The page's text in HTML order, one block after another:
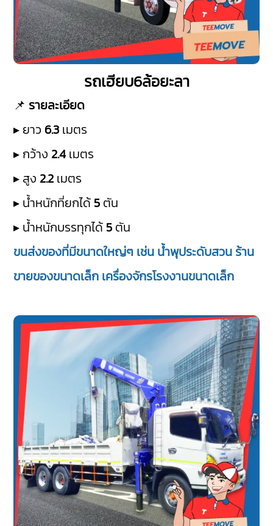
รถเฮียบ6ล้อยะลา
📌 รายละเอียด
▸ ยาว 6.3 เมตร
▸ กว้าง 2.4 เมตร
▸ สูง 2.2 เมตร
▸ น้ำหนักที่ยกได้ 5 ตัน
▸ น้ำหนักบรรทุกได้ 5 ตัน
ขนส่งของที่มีขนาดใหญ่ๆ เช่น น้ำพุประดับสวน ร้าน
ขายของขนาดเล็ก เครื่องจักรโรงงานขนาดเล็ก